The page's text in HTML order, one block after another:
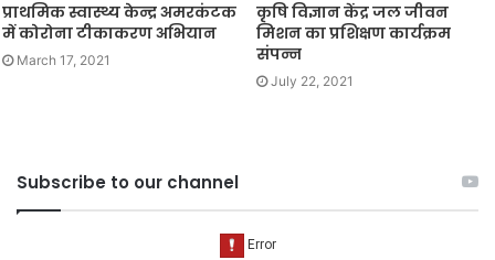
प्राथमिक स्वास्थ्य केन्द्र अमरकंटक
में कोरोना टीकाकरण अभियान
March 17, 2021
कृषि विज्ञान केंद्र जल जीवन
मिशन का प्रशिक्षण कार्यक्रम
संपन्न
July 22, 2021
Subscribe to our channel